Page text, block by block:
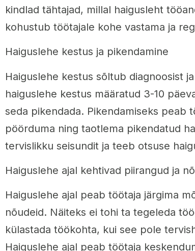
kindlad tähtajad, millal haigusleht
kohustub töötajale kohe vastama ja
Haiguslehe kestus ja pikendamine
Haiguslehe kestus sõltub diagnoosist
haiguslehe kestus määratud 3-10
seda pikendada. Pikendamiseks peab
pöörduma ning taotlema pikendatud
tervislikku seisundit ja teeb otsuse
Haiguslehe ajal kehtivad piirangud ja
Haiguslehe ajal peab töötaja järgima
nõudeid. Näiteks ei tohi ta tegeleda
külastada töökohta, kui see pole
Haiguslehe ajal peab töötaja